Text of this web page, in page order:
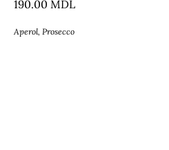
190.00 MDL
Aperol, Prosecco